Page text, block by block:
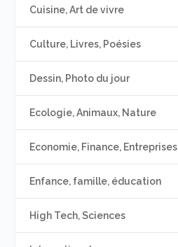
Cuisine, Art de vivre
Culture, Livres, Poésies
Dessin, Photo du jour
Ecologie, Animaux, Nature
Economie, Finance, Entreprises
Enfance, famille, éducation
High Tech, Sciences